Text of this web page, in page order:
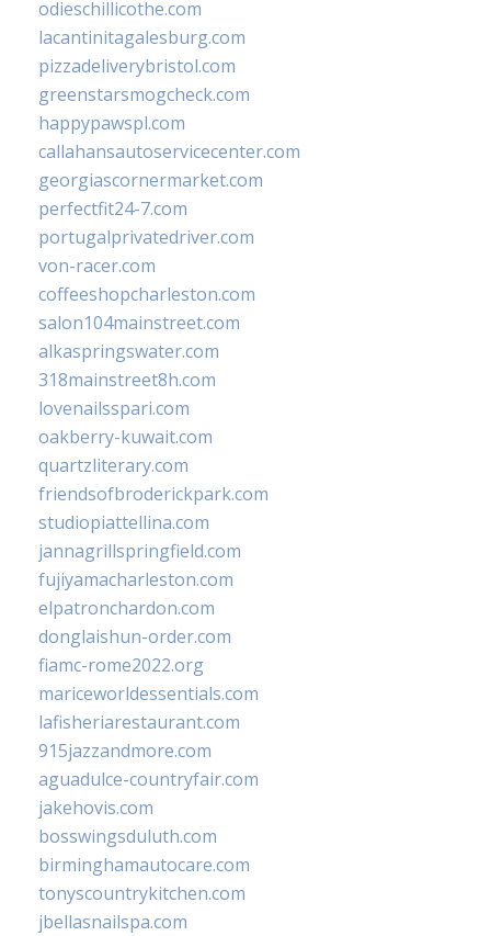
odieschillicothe.com
lacantinitagalesburg.com
pizzadeliverybristol.com
greenstarsmogcheck.com
happypawspl.com
callahansautoservicecenter.com
georgiascornermarket.com
perfectfit24-7.com
portugalprivatedriver.com
von-racer.com
coffeeshopcharleston.com
salon104mainstreet.com
alkaspringswater.com
318mainstreet8h.com
lovenailsspari.com
oakberry-kuwait.com
quartzliterary.com
friendsofbroderickpark.com
studiopiattellina.com
jannagrillspringfield.com
fujiyamacharleston.com
elpatronchardon.com
donglaishun-order.com
fiamc-rome2022.org
mariceworldessentials.com
lafisheriarestaurant.com
915jazzandmore.com
aguadulce-countryfair.com
jakehovis.com
bosswingsduluth.com
birminghamautocare.com
tonyscountrykitchen.com
jbellasnailspa.com